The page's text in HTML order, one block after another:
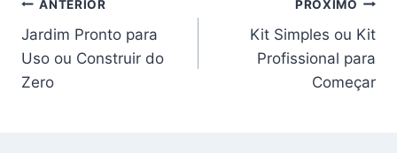
Navegação
de
Post
ANTERIOR
Jardim Pronto para
Uso ou Construir do
Zero
PRÓXIMO
Kit Simples ou Kit
Profissional para
Começar